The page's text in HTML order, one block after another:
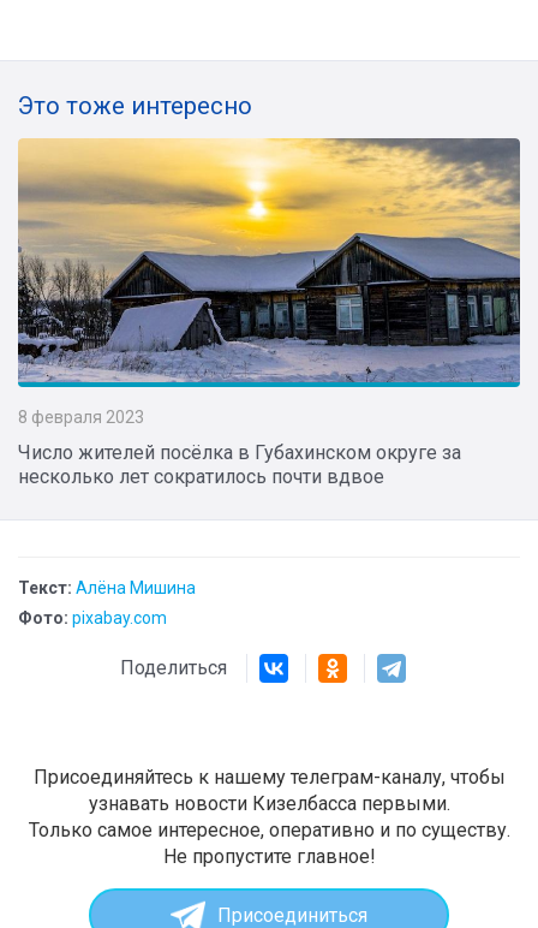
Это тоже интересно
8 февраля 2023
Число жителей посёлка в Губахинском округе за
несколько лет сократилось почти вдвое
Текст: Алёна Мишина
Фото: pixabay.com
Поделиться
Присоединяйтесь к нашему телеграм-каналу, чтобы
узнавать новости Кизелбасса первыми.
Только самое интересное, оперативно и по существу.
Не пропустите главное!
Присоединиться